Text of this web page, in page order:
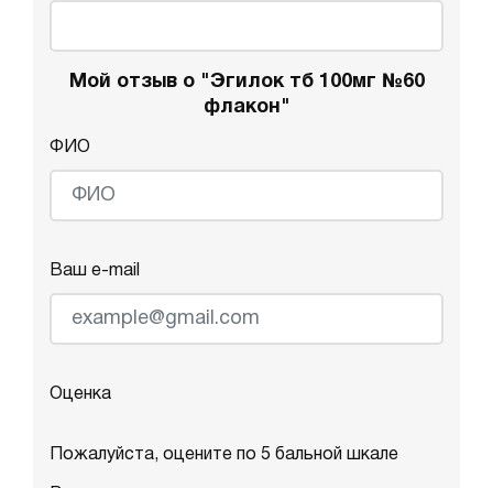
Мой отзыв о "Эгилок тб 100мг №60
флакон"
ФИО
Ваш e-mail
Оценка
Пожалуйста, оцените по 5 бальной шкале